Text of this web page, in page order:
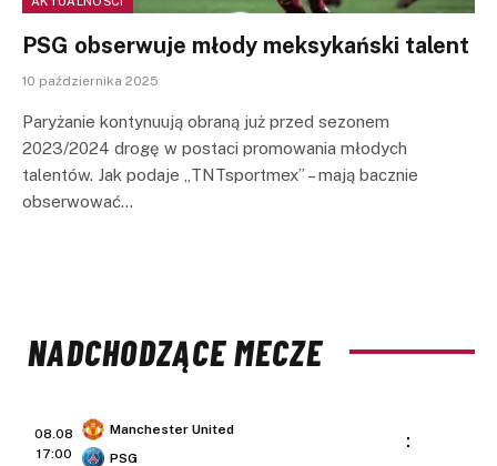
PSG obserwuje młody meksykański talent
10 października 2025
Paryżanie kontynuują obraną już przed sezonem
2023/2024 drogę w postaci promowania młodych
talentów. Jak podaje „TNTsportmex” – mają bacznie
obserwować…
NADCHODZĄCE MECZE
08.08
17:00
Manchester United
PSG
: